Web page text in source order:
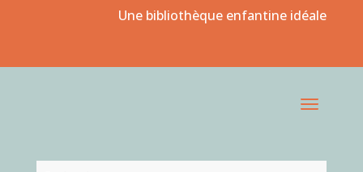
Une bibliothèque enfantine idéale